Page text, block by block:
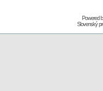
Powered
Slovenský